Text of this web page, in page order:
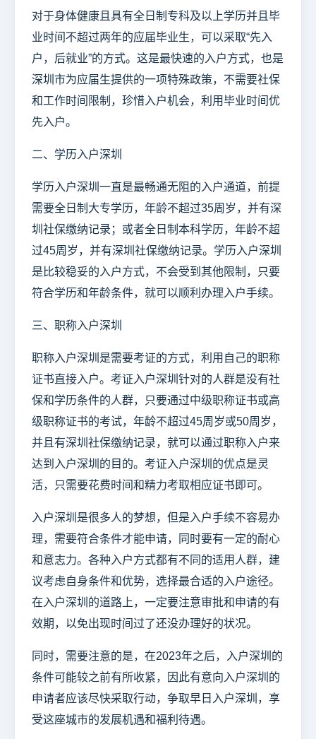
对于身体健康且具有全日制专科及以上学历并且毕
业时间不超过两年的应届毕业生，可以采取“先入
户，后就业”的方式。这是最快速的入户方式，也是
深圳市为应届生提供的一项特殊政策，不需要社保
和工作时间限制，珍惜入户机会，利用毕业时间优
先入户。
二、学历入户深圳
学历入户深圳一直是最畅通无阻的入户通道，前提
需要全日制大专学历，年龄不超过35周岁，并有深
圳社保缴纳记录；或者全日制本科学历，年龄不超
过45周岁，并有深圳社保缴纳记录。学历入户深圳
是比较稳妥的入户方式，不会受到其他限制，只要
符合学历和年龄条件，就可以顺利办理入户手续。
三、职称入户深圳
职称入户深圳是需要考证的方式，利用自己的职称
证书直接入户。考证入户深圳针对的人群是没有社
保和学历条件的人群，只要通过中级职称证书或高
级职称证书的考试，年龄不超过45周岁或50周岁，
并且有深圳社保缴纳记录，就可以通过职称入户来
达到入户深圳的目的。考证入户深圳的优点是灵
活，只需要花费时间和精力考取相应证书即可。
入户深圳是很多人的梦想，但是入户手续不容易办
理，需要符合条件才能申请，同时要有一定的耐心
和意志力。各种入户方式都有不同的适用人群，建
议考虑自身条件和优势，选择最合适的入户途径。
在入户深圳的道路上，一定要注意审批和申请的有
效期，以免出现时间过了还没办理好的状况。
同时，需要注意的是，在2023年之后，入户深圳的
条件可能较之前有所收紧，因此有意向入户深圳的
申请者应该尽快采取行动，争取早日入户深圳，享
受这座城市的发展机遇和福利待遇。